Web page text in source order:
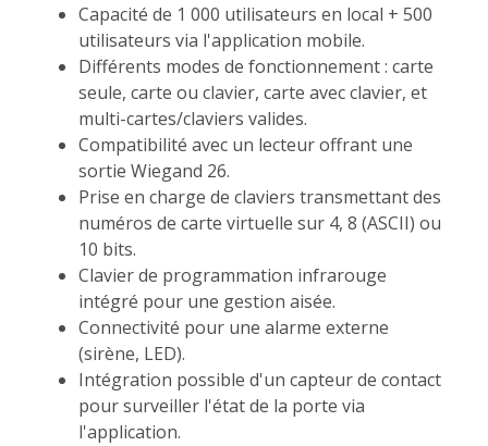
Capacité de 1 000 utilisateurs en local + 500
utilisateurs via l'application mobile.
Différents modes de fonctionnement : carte
seule, carte ou clavier, carte avec clavier, et
multi-cartes/claviers valides.
Compatibilité avec un lecteur offrant une
sortie Wiegand 26.
Prise en charge de claviers transmettant des
numéros de carte virtuelle sur 4, 8 (ASCII) ou
10 bits.
Clavier de programmation infrarouge
intégré pour une gestion aisée.
Connectivité pour une alarme externe
(sirène, LED).
Intégration possible d'un capteur de contact
pour surveiller l'état de la porte via
l'application.